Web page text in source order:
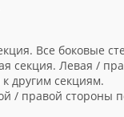
Все боковые
секция. Левая /
другим секциям.
/ правой стороны